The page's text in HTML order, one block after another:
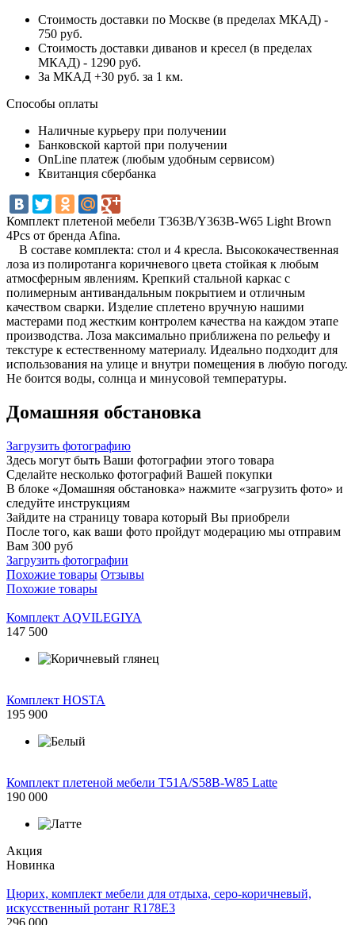
Стоимость доставки по Москве (в пределах МКАД) -
750 руб.
Стоимость доставки диванов и кресел (в пределах
МКАД) - 1290 руб.
За МКАД +30 руб. за 1 км.
Способы оплаты
Наличные курьеру при получении
Банковской картой при получении
OnLine платеж (любым удобным сервисом)
Квитанция сбербанка
Комплект плетеной мебели T363B/Y363B-W65 Light Brown
4Pcs от бренда Afina.
В составе комплекта: стол и 4 кресла. Высококачественная
лоза из полиротанга коричневого цвета стойкая к любым
атмосферным явлениям. Крепкий стальной каркас с
полимерным антивандальным покрытием и отличным
качеством сварки. Изделие сплетено вручную нашими
мастерами под жестким контролем качества на каждом этапе
производства. Лоза максимально приближена по рельефу и
текстуре к естественному материалу. Идеально подходит для
использования на улице и внутри помещения в любую погоду.
Не боится воды, солнца и минусовой температуры.
Домашняя обстановка
Загрузить фотографию
Здесь могут быть Ваши фотографии этого товара
Сделайте несколько фотографий Вашей покупки
В блоке «Домашняя обстановка» нажмите «загрузить фото» и
следуйте инструкциям
Зайдите на страницу товара который Вы приобрели
После того, как ваши фото пройдут модерацию мы отправим
Вам 300 руб
Загрузить фотографии
Похожие товары Отзывы
Похожие товары
Комплект AQVILEGIYA
147 500
Комплект HOSTA
195 900
Комплект плетеной мебели T51A/S58B-W85 Latte
190 000
Акция
Новинка
Цюрих, комплект мебели для отдыха, серо-коричневый,
искусственный ротанг R178E3
296 000